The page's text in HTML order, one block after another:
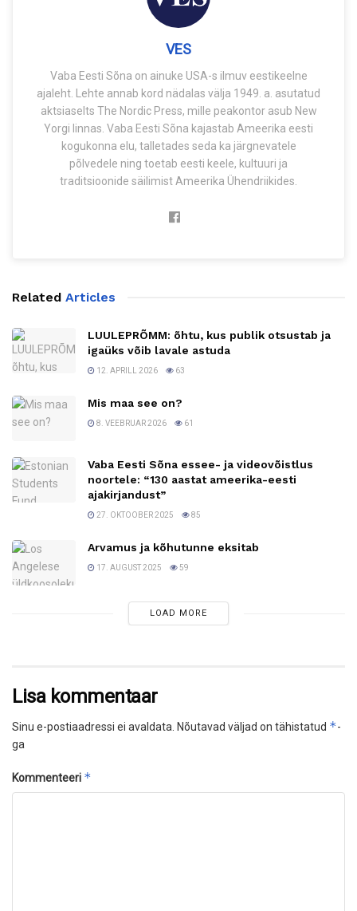
VES
Vaba Eesti Sõna on ainuke USA-s ilmuv eestikeelne
ajaleht. Lehte annab kord nädalas välja 1949. a. asutatud
aktsiaselts The Nordic Press, mille peakontor asub New
Yorgi linnas. Vaba Eesti Sõna kajastab Ameerika eesti
kogukonna elu, talletades seda ka järgnevatele
põlvedele ning toetab eesti keele, kultuuri ja
traditsioonide säilimist Ameerika Ühendriikides.
Related Articles
LUULEPRÕMM: õhtu, kus publik otsustab ja
igaüks võib lavale astuda
12. APRILL 2026 63
Mis maa see on?
8. VEEBRUAR 2026 61
Vaba Eesti Sõna essee- ja videovõistlus
noortele: “130 aastat ameerika-eesti
ajakirjandust”
27. OKTOOBER 2025 85
Arvamus ja kõhutunne eksitab
17. AUGUST 2025 59
LOAD MORE
Lisa kommentaar
Sinu e-postiaadressi ei avaldata. Nõutavad väljad on tähistatud *-
ga
Kommenteeri *